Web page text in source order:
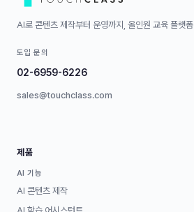
AI로 콘텐츠 제작부터 운영까지, 올인원 교육 플랫폼
도입 문의
02-6959-6226
sales@touchclass.com
제품
AI 기능
AI 콘텐츠 제작
AI 학습 어시스턴트